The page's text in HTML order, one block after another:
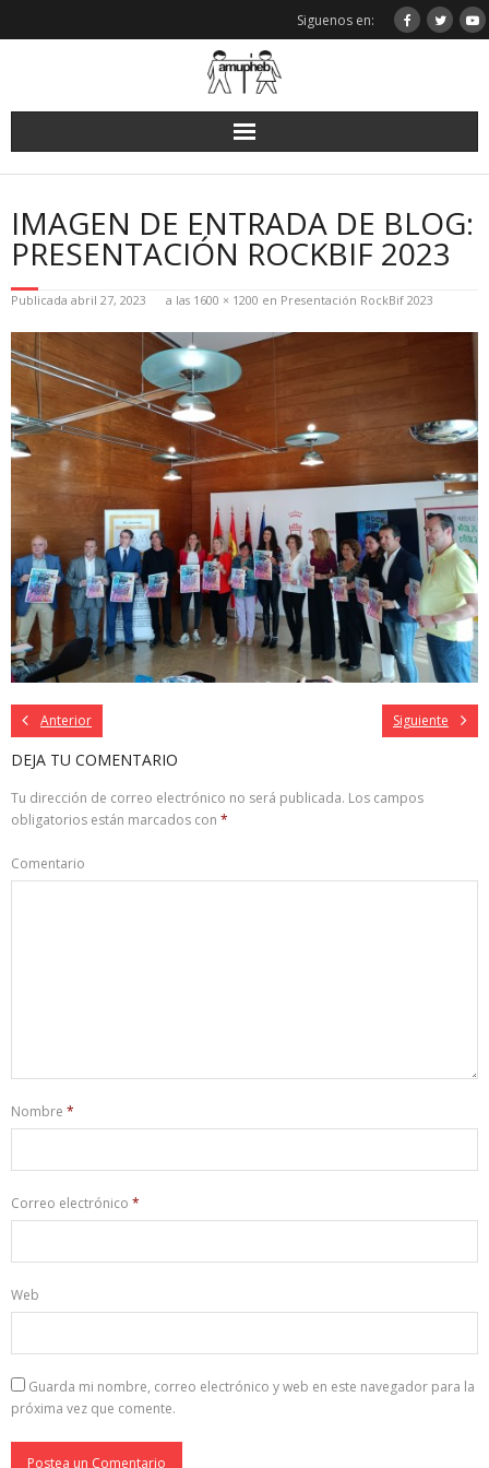
Siguenos en:
IMAGEN DE ENTRADA DE BLOG:
PRESENTACIÓN ROCKBIF 2023
Publicada abril 27, 2023 a las 1600 × 1200 en Presentación RockBif 2023
Anterior Siguiente
DEJA TU COMENTARIO
Tu dirección de correo electrónico no será publicada. Los campos
obligatorios están marcados con *
Comentario
Nombre *
Correo electrónico *
Web
Guarda mi nombre, correo electrónico y web en este navegador para la
próxima vez que comente.